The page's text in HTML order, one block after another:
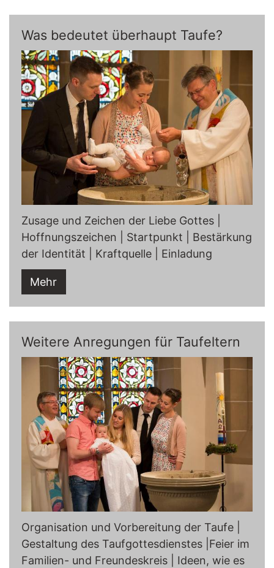
Was bedeutet überhaupt Taufe?
Zusage und Zeichen der Liebe Gottes |
Hoffnungszeichen | Startpunkt | Bestärkung
der Identität | Kraftquelle | Einladung
Mehr
Weitere Anregungen für Taufeltern
Organisation und Vorbereitung der Taufe |
Gestaltung des Taufgottesdienstes |Feier im
Familien- und Freundeskreis | Ideen, wie es